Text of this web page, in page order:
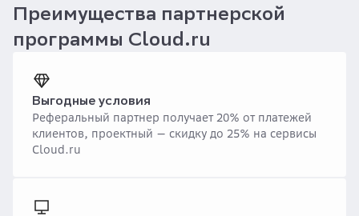
Преимущества партнерской
программы Cloud.ru
Выгодные условия
Реферальный партнер получает 20% от платежей
клиентов, проектный — скидку до 25% на сервисы
Cloud.ru